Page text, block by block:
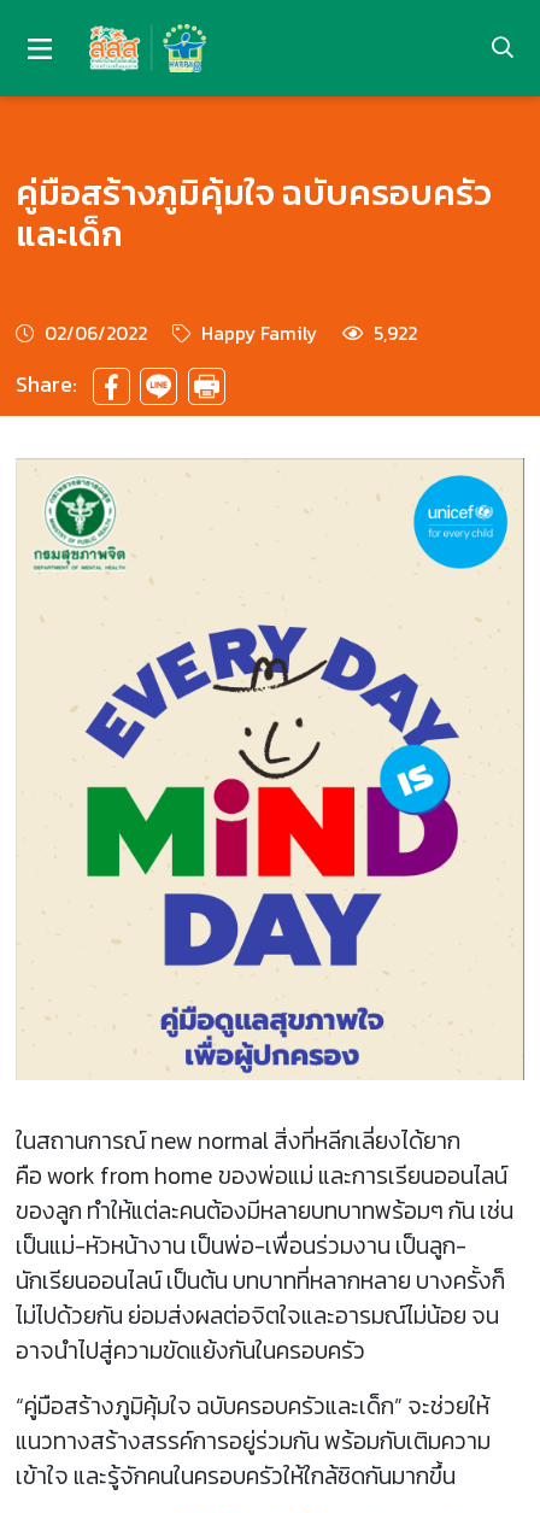
คู่มือสร้างภูมิคุ้มใจ ฉบับครอบครัว
และเด็ก
02/06/2022 Happy Family 5,922
Share:
ในสถานการณ์ new normal สิ่งที่หลีกเลี่ยงได้ยาก
คือ work from home ของพ่อแม่ และการเรียนออนไลน์
ของลูก ทำให้แต่ละคนต้องมีหลายบทบาทพร้อมๆ กัน เช่น
เป็นแม่-หัวหน้างาน เป็นพ่อ-เพื่อนร่วมงาน เป็นลูก-
นักเรียนออนไลน์ เป็นต้น บทบาทที่หลากหลาย บางครั้งก็
ไม่ไปด้วยกัน ย่อมส่งผลต่อจิตใจและอารมณ์ไม่น้อย จน
อาจนำไปสู่ความขัดแย้งกันในครอบครัว
“คู่มือสร้างภูมิคุ้มใจ ฉบับครอบครัวและเด็ก” จะช่วยให้
แนวทางสร้างสรรค์การอยู่ร่วมกัน พร้อมกับเติมความ
เข้าใจ และรู้จักคนในครอบครัวให้ใกล้ชิดกันมากขึ้น